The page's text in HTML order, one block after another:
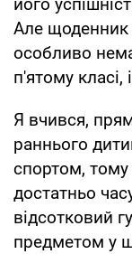
його
Але щоденник
особливо
п'ятому класі,
Я вчився,
раннього
спортом, тому
достатньо
відсотковий
предметом у